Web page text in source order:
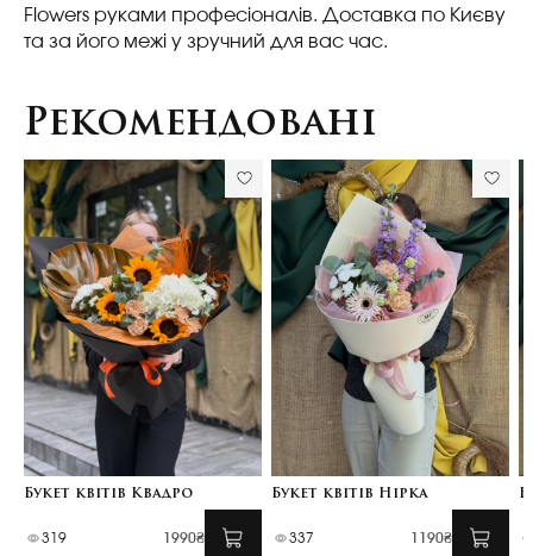
Flowers руками професіоналів. Доставка по Києву
та за його межі у зручний для вас час.
Рекомендовані
Букет квітів Квадро
319 1990₴
Букет квітів Нірка
337 1190₴